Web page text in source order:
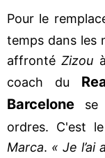
Pour le
temps dans les
affrontéZizou
coach du
Barcelone
se
ordres. C'est
Marca. « Je